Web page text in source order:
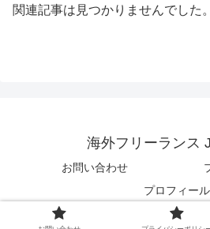
関連記事は見つかりませんでした。
海外フリーランス
お問い合わせ
プロフィール
© 2018 海外フリーラン